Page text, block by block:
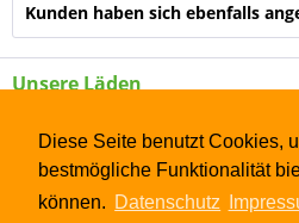
Diese Seite benutzt Cookies,
bestmögliche Funktionalität
können. Datenschutz
Kunden haben sich ebenfalls
Unsere Läden
Shop Service
Informationen